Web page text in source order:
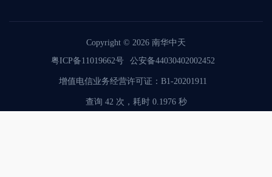
Copyright © 2026 南华中天
粤ICP备11019662号
公安备44030402002452
增值电信业务经营许可证：B1-20201911
查询 42 次，耗时 0.1976 秒